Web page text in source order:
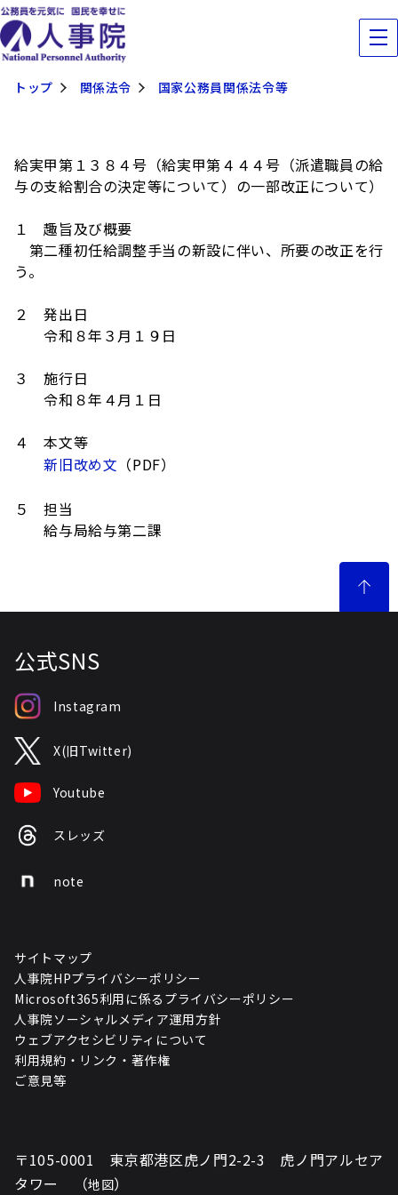
トップ 関係法令 国家公務員関係法令等
給実甲第１３８４号（給実甲第４４４号（派遣職員の給
与の支給割合の決定等について）の一部改正について）
１ 趣旨及び概要
第二種初任給調整手当の新設に伴い、所要の改正を行
う。
２ 発出日
令和８年３月１９日
３ 施行日
令和８年４月１日
４ 本文等
新旧改め文 （PDF）
５ 担当
給与局給与第二課
公式SNS
Instagram
X(旧Twitter)
Youtube
スレッズ
note
サイトマップ
人事院HPプライバシーポリシー
Microsoft365利用に係るプライバシーポリシー
人事院ソーシャルメディア運用方針
ウェブアクセシビリティについて
利用規約・リンク・著作権
ご意見等
〒105-0001 東京都港区虎ノ門2-2-3 虎ノ門アルセア
タワー （地図）